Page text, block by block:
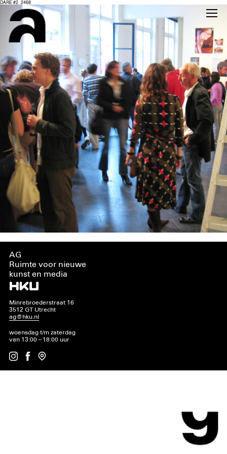
DARE #2_2468
AG
Ruimte voor nieuwe
kunst en media
Minrebroederstraat 16
3512 GT Utrecht
ag@hku.nl
woensdag t/m zaterdag
van 13:00 – 18:00 uur